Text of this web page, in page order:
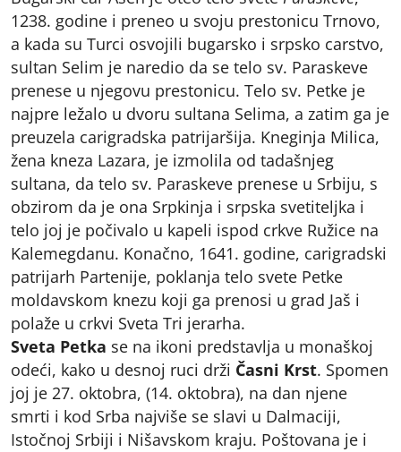
1238. godine i preneo u svoju prestonicu Trnovo,
a kada su Turci osvojili bugarsko i srpsko carstvo,
sultan Selim je naredio da se telo sv. Paraskeve
prenese u njegovu prestonicu. Telo sv. Petke je
najpre ležalo u dvoru sultana Selima, a zatim ga je
preuzela carigradska patrijaršija. Kneginja Milica,
žena kneza Lazara, je izmolila od tadašnjeg
sultana, da telo sv. Paraskeve prenese u Srbiju, s
obzirom da je ona Srpkinja i srpska svetiteljka i
telo joj je počivalo u kapeli ispod crkve Ružice na
Kalemegdanu. Konačno, 1641. godine, carigradski
patrijarh Partenije, poklanja telo svete Petke
moldavskom knezu koji ga prenosi u grad Jaš i
polaže u crkvi Sveta Tri jerarha.
Sveta Petka se na ikoni predstavlja u monaškoj
odeći, kako u desnoj ruci drži Časni Krst. Spomen
joj je 27. oktobra, (14. oktobra), na dan njene
smrti i kod Srba najviše se slavi u Dalmaciji,
Istočnoj Srbiji i Nišavskom kraju. Poštovana je i